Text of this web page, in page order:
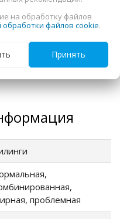
°C, беречь от
после вскрытия 12
проблемная
на обработку файлов
обработки файлов cookie.
Принять